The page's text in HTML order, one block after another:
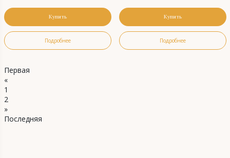
Купить
Подробнее
Купить
Подробнее
Первая
«
1
2
»
Последняя